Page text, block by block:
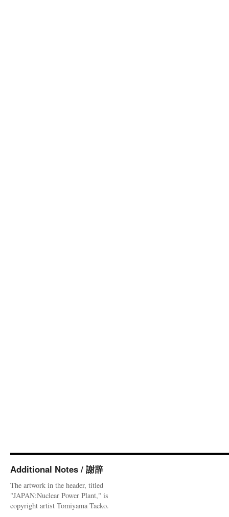
Additional Notes / 謝辞
The artwork in the header, titled
"JAPAN:Nuclear Power Plant," is
copyright artist Tomiyama Taeko.